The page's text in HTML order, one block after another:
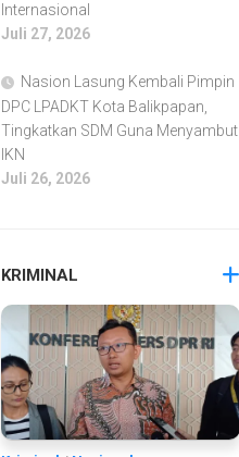
Internasional
Juli 27, 2026
Nasion Lasung Kembali Pimpin
DPC LPADKT Kota Balikpapan,
Tingkatkan SDM Guna Menyambut
IKN
Juli 26, 2026
KRIMINAL